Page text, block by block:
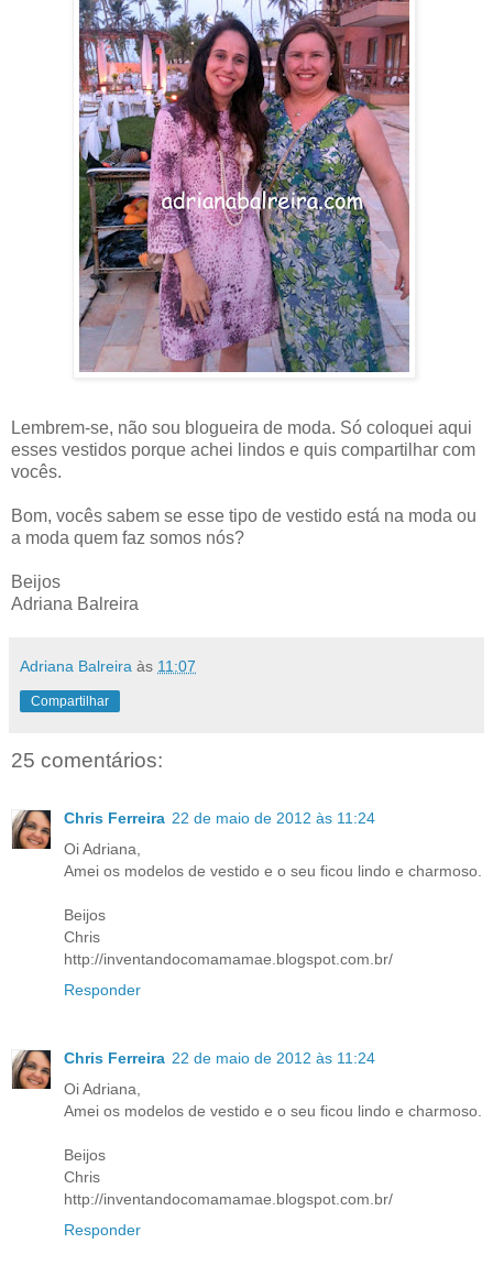
Lembrem-se, não sou blogueira de moda. Só coloquei aqui
esses vestidos porque achei lindos e quis compartilhar com
vocês.
Bom, vocês sabem se esse tipo de vestido está na moda ou
a moda quem faz somos nós?
Beijos
Adriana Balreira
Adriana Balreira às 11:07
Compartilhar
25 comentários:
Chris Ferreira 22 de maio de 2012 às 11:24
Oi Adriana,
Amei os modelos de vestido e o seu ficou lindo e charmoso.
Beijos
Chris
http://inventandocomamamae.blogspot.com.br/
Responder
Chris Ferreira 22 de maio de 2012 às 11:24
Oi Adriana,
Amei os modelos de vestido e o seu ficou lindo e charmoso.
Beijos
Chris
http://inventandocomamamae.blogspot.com.br/
Responder